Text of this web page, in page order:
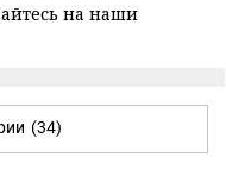
на наши
(34)